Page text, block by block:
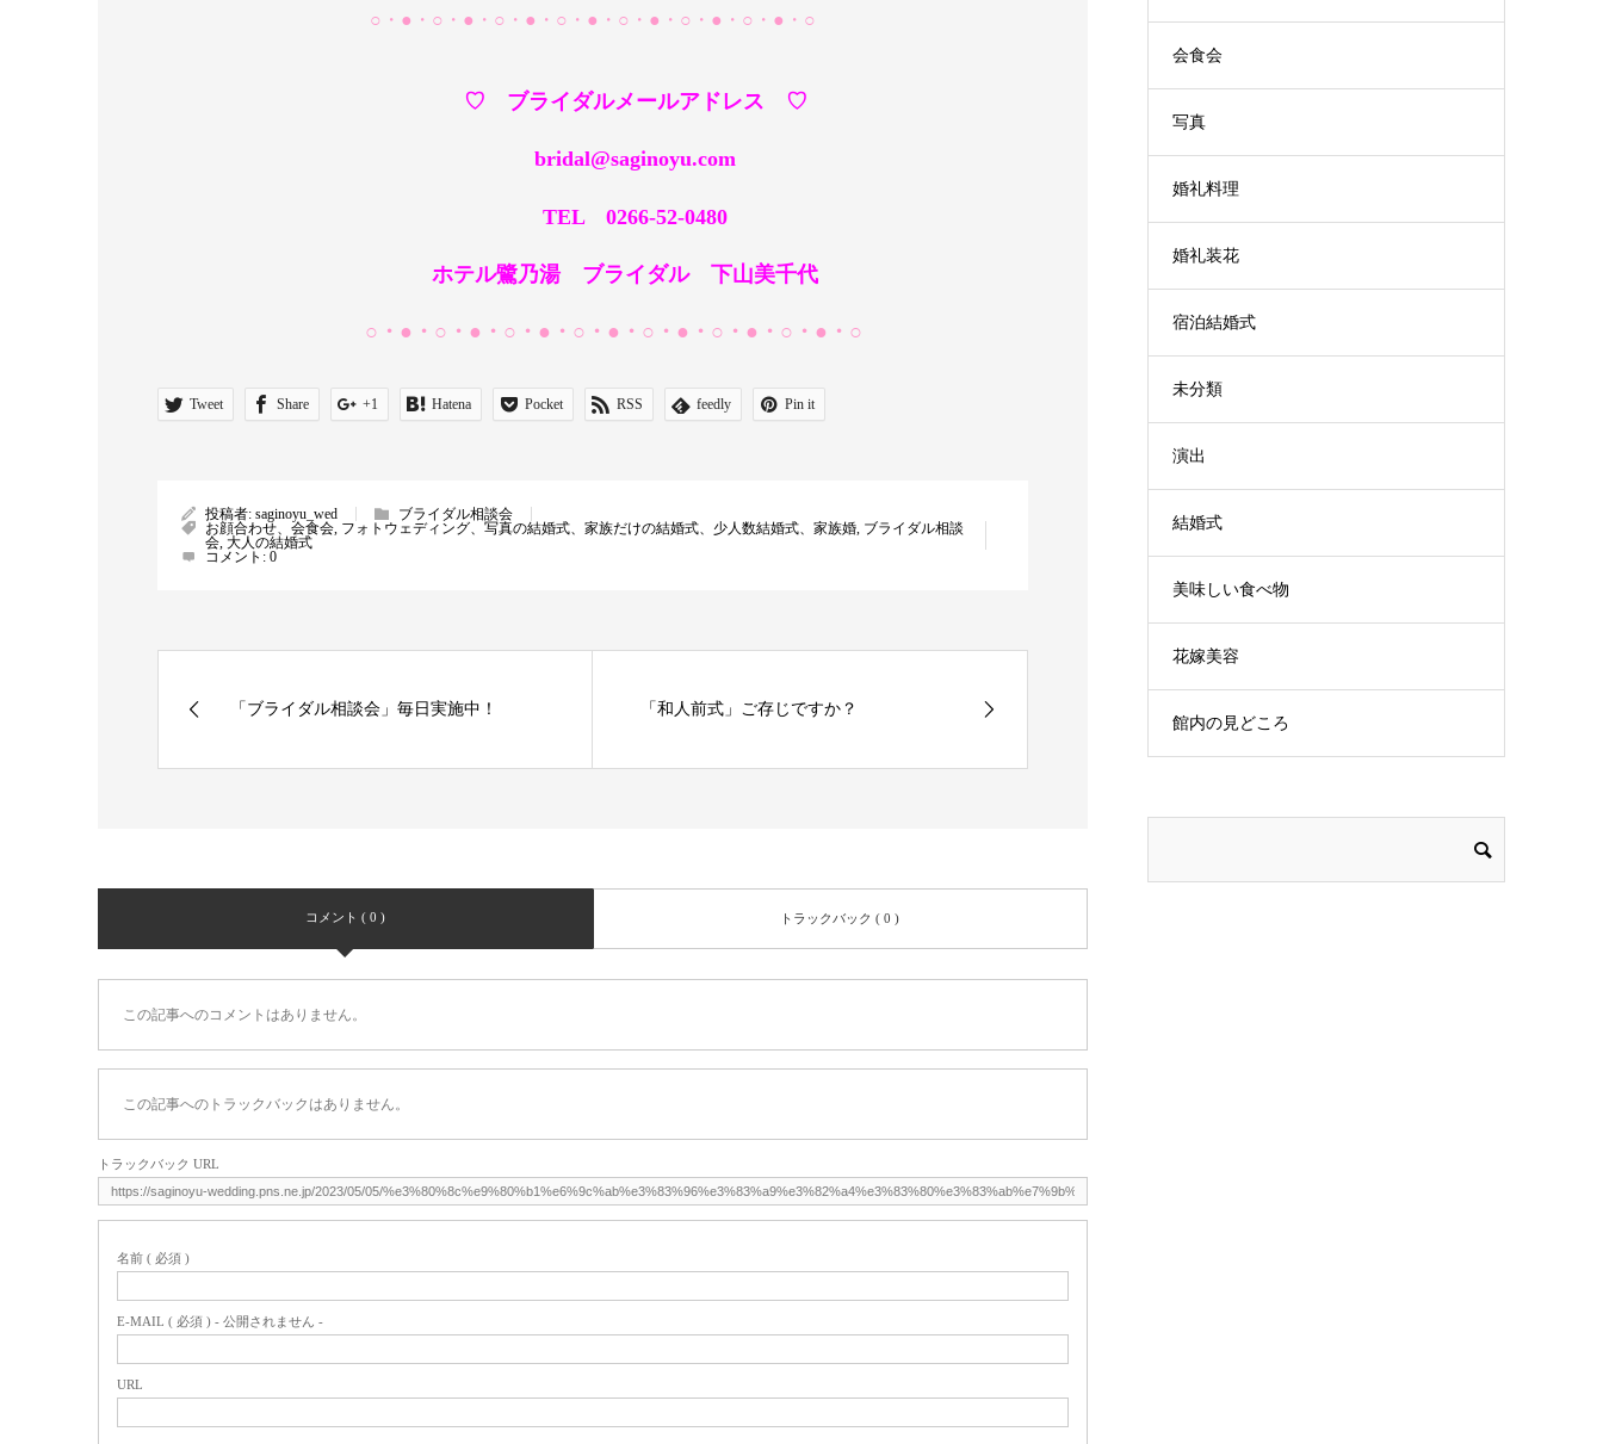
○・●・○・●・○・●・○・●・○・●・○・●・○・●・○
♡ ブライダルメールアドレス ♡
bridal@saginoyu.com
TEL 0266-52-0480
ホテル鷺乃湯 ブライダル 下山美千代
○・●・○・●・○・●・○・●・○・●・○・●・○・●・○
Tweet Share +1 Hatena Pocket RSS feedly Pin it
投稿者: saginoyu_wed
ブライダル相談会
お顔合わせ、会食会, フォトウェディング、写真の結婚式、家族だけの結婚式、少人数結婚式、家族婚, ブライダル相談
会, 大人の結婚式
コメント: 0
「ブライダル相談会」毎日実施中！ 「和人前式」ご存じですか？
コメント ( 0 ) トラックバック ( 0 )
この記事へのコメントはありません。
この記事へのトラックバックはありません。
トラックバック URL
名前 ( 必須 )
E-MAIL ( 必須 ) - 公開されません -
URL
会食会
写真
婚礼料理
婚礼装花
宿泊結婚式
未分類
演出
結婚式
美味しい食べ物
花嫁美容
館内の見どころ